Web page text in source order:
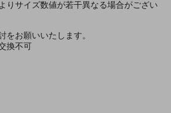
りサイズ数値が若干異なる場合がござい
をお願いいたします。
換不可